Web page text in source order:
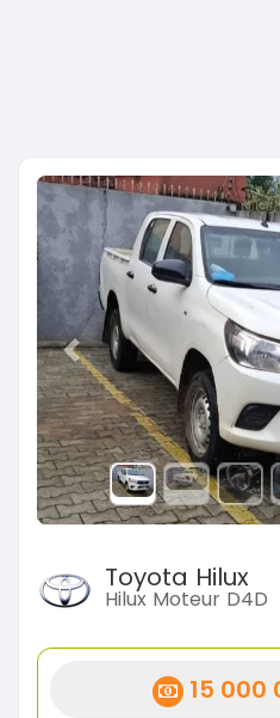
Previous
Toyota Hilux
Hilux Moteur D4D
15 000